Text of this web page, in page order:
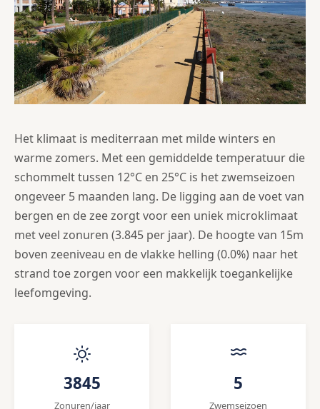
Het klimaat is mediterraan met milde winters en
warme zomers. Met een gemiddelde temperatuur die
schommelt tussen 12°C en 25°C is het zwemseizoen
ongeveer 5 maanden lang. De ligging aan de voet van
bergen en de zee zorgt voor een uniek microklimaat
met veel zonuren (3.845 per jaar). De hoogte van 15m
boven zeeniveau en de vlakke helling (0.0%) naar het
strand toe zorgen voor een makkelijk toegankelijke
leefomgeving.
3845
Zonuren/jaar
5
Zwemseizoen